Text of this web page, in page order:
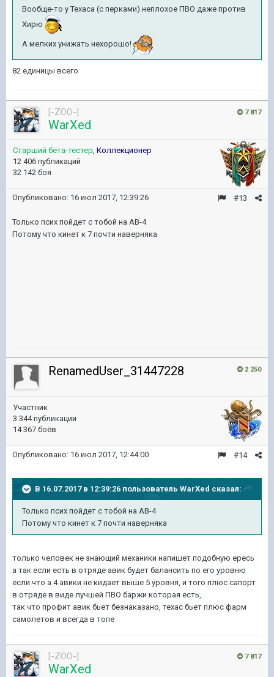
Вообще-то у Техаса (с перками) неплохое ПВО даже против
Хирю
А мелких унижать нехорошо!
82 единицы всего
7 817
[-ZOO-]
WarXed
Старший бета-тестер, Коллекционер
12 406 публикаций
32 142 боя
#13
Опубликовано: 16 июл 2017, 12:39:26
Только псих пойдет с тобой на АВ-4
Потому что кинет к 7 почти наверняка
2 250
RenamedUser_31447228
Участник
3 344 публикации
14 367 боёв
#14
Опубликовано: 16 июл 2017, 12:44:00
В 16.07.2017 в 12:39:26 пользователь WarXed сказал:
Только псих пойдет с тобой на АВ-4
Потому что кинет к 7 почти наверняка
только человек не знающий механики напишет подобную ересь
а так если есть в отряде авик будет балансить по его уровню
если что а 4 авики не кидает выше 5 уровня, и того плюс сапорт
в отряде в виде лучшей ПВО баржи которая есть,
так что профит авик бьет безнаказано, техас бьет плюс фарм
самолетов и всегда в топе
7 817
[-ZOO-]
WarXed